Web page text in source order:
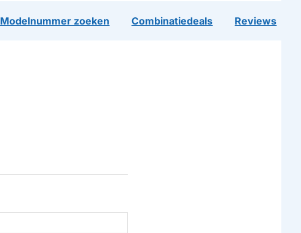
Modelnummer zoeken Combinatiedeals Reviews